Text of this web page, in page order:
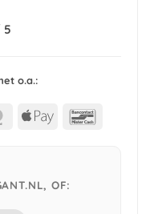
5
o.a.:
MasterCard
Apple
OF: